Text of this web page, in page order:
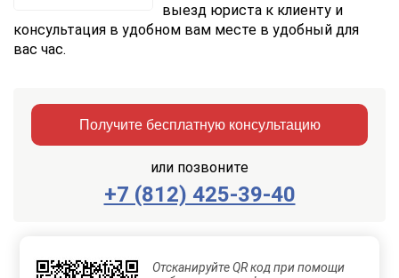
выезд юриста к клиенту и
консультация в удобном вам месте в удобный для
вас час.
Получите бесплатную консультацию
или позвоните
+7 (812) 425-39-40
Заказать
Отправляя
Отсканируйте QR код при помощи